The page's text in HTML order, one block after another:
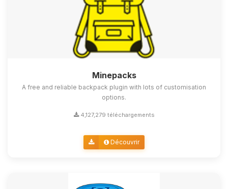
Minepacks
A free and reliable backpack plugin with lots of customisation
options.
4,127,279 téléchargements
Découvrir